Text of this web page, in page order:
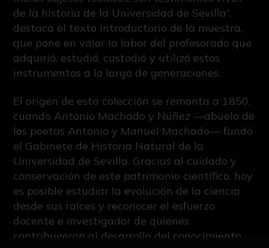
de la historia de la Universidad de Sevilla”,
destaca el texto introductorio de la muestra,
que pone en valor la labor del profesorado que
adquirió, estudió, custodió y utilizó estos
instrumentos a lo largo de generaciones.
El origen de esta colección se remonta a 1850,
cuando Antonio Machado y Núñez —abuelo de
los poetas Antonio y Manuel Machado— fundó
el Gabinete de Historia Natural de la
Universidad de Sevilla. Gracias al cuidado y
conservación de este patrimonio científico, hoy
es posible estudiar la evolución de la ciencia
desde sus raíces y reconocer el esfuerzo
docente e investigador de quienes
contribuyeron al desarrollo del conocimiento